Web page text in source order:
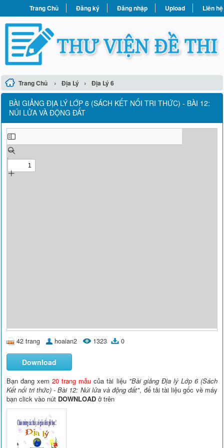
Trang Chủ Đăng ký Đăng nhập Upload Liên hệ
Trang Chủ › Địa Lý › Địa Lý 6
BÀI GIẢNG ĐỊA LÝ LỚP 6 (SÁCH KẾT NỐI TRI THỨC) - BÀI 12:
NÚI LỬA VÀ ĐỘNG ĐẤT
42 trang hoaian2 1323 0
Download
Bạn đang xem20 trang mẫu của tài liệu "Bài giảng Địa lý Lớp 6 (Sách
Kết nối tri thức) - Bài 12: Núi lửa và động đất", để tải tài liệu gốc về máy
bạn click vào nút DOWNLOAD ở trên